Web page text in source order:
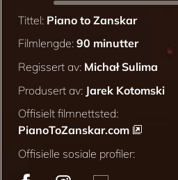
Tittel: Piano to Zanskar
Filmlengde: 90 minutter
Regissert av: Michał Sulima
Produsert av: Jarek Kotomski
Offisielt filmnettsted:
PianoToZanskar.com
Offisielle sosiale profiler: